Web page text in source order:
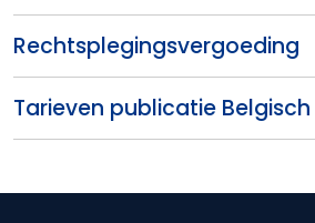
Rechtsplegingsvergoeding
Tarieven publicatie